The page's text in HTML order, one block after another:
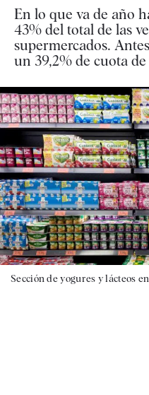
En lo que va de año
43% del total de las
supermercados.
un 39,2% de cuota
Sección de yogures y lácteos